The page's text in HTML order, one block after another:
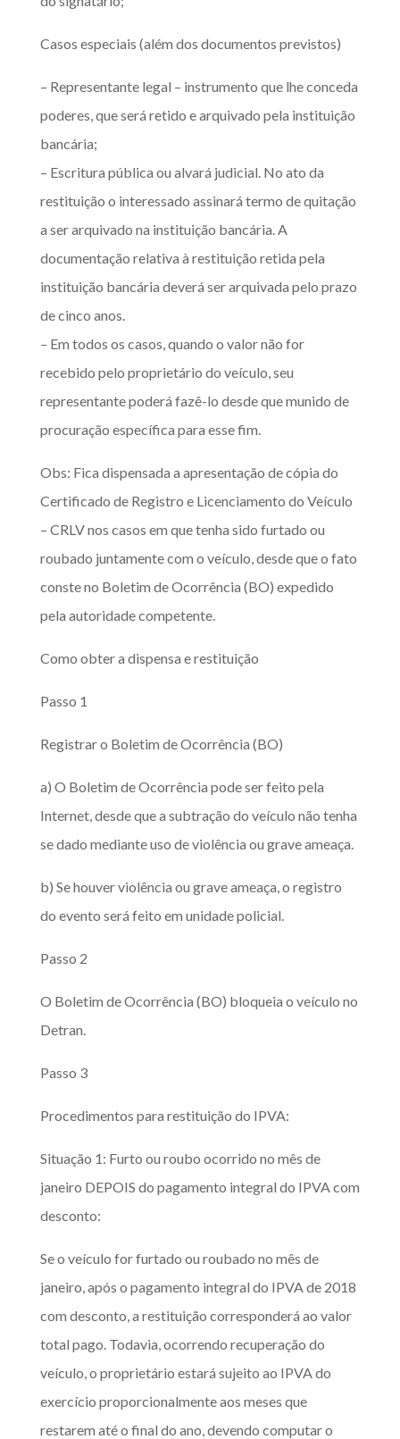
Casos especiais (além dos documentos previstos)
– Representante legal – instrumento que lhe conceda
poderes, que será retido e arquivado pela instituição
bancária;
– Escritura pública ou alvará judicial. No ato da
restituição o interessado assinará termo de quitação
a ser arquivado na instituição bancária. A
documentação relativa à restituição retida pela
instituição bancária deverá ser arquivada pelo prazo
de cinco anos.
– Em todos os casos, quando o valor não for
recebido pelo proprietário do veículo, seu
representante poderá fazê-lo desde que munido de
procuração específica para esse fim.
Obs: Fica dispensada a apresentação de cópia do
Certificado de Registro e Licenciamento do Veículo
– CRLV nos casos em que tenha sido furtado ou
roubado juntamente com o veículo, desde que o fato
conste no Boletim de Ocorrência (BO) expedido
pela autoridade competente.
Como obter a dispensa e restituição
Passo 1
Registrar o Boletim de Ocorrência (BO)
a) O Boletim de Ocorrência pode ser feito pela
Internet, desde que a subtração do veículo não tenha
se dado mediante uso de violência ou grave ameaça.
b) Se houver violência ou grave ameaça, o registro
do evento será feito em unidade policial.
Passo 2
O Boletim de Ocorrência (BO) bloqueia o veículo no
Detran.
Passo 3
Procedimentos para restituição do IPVA:
Situação 1: Furto ou roubo ocorrido no mês de
janeiro DEPOIS do pagamento integral do IPVA com
desconto:
Se o veículo for furtado ou roubado no mês de
janeiro, após o pagamento integral do IPVA de 2018
com desconto, a restituição corresponderá ao valor
total pago. Todavia, ocorrendo recuperação do
veículo, o proprietário estará sujeito ao IPVA do
exercício proporcionalmente aos meses que
restarem até o final do ano, devendo computar o